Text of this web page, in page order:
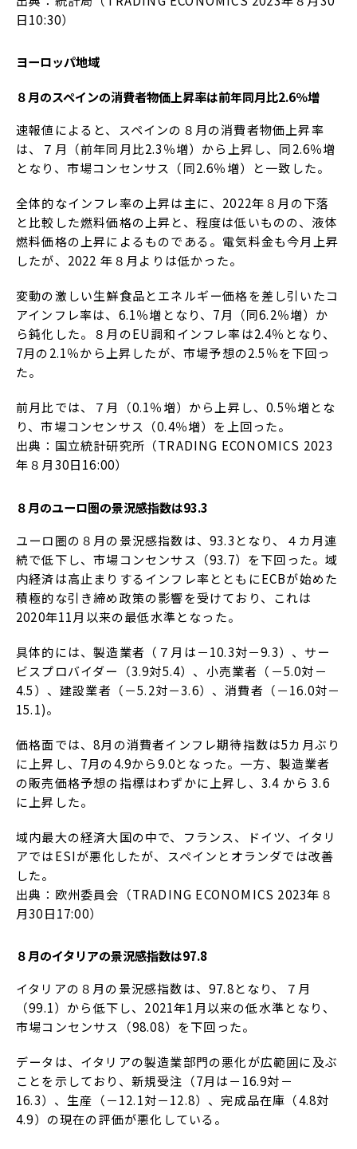
日10:30）
ヨーロッパ地域
８月のスペインの消費者物価上昇率は前年同月比2.6％増
速報値によると、スペインの８月の消費者物価上昇率
は、７月（前年同月比2.3％増）から上昇し、同2.6％増
となり、市場コンセンサス（同2.6％増）と一致した。
全体的なインフレ率の上昇は主に、2022年８月の下落
と比較した燃料価格の上昇と、程度は低いものの、液体
燃料価格の上昇によるものである。電気料金も今月上昇
したが、2022 年８月よりは低かった。
変動の激しい生鮮食品とエネルギー価格を差し引いたコ
アインフレ率は、6.1％増となり、7月（同6.2％増）か
ら鈍化した。８月のEU調和インフレ率は2.4％となり、
7月の2.1％から上昇したが、市場予想の2.5％を下回っ
た。
前月比では、７月（0.1％増）から上昇し、0.5％増とな
り、市場コンセンサス（0.4％増）を上回った。
出典：国立統計研究所（TRADING ECONOMICS 2023
年８月30日16:00）
８月のユーロ圏の景況感指数は93.3
ユーロ圏の８月の景況感指数は、93.3となり、４カ月連
続で低下し、市場コンセンサス（93.7）を下回った。域
内経済は高止まりするインフレ率とともにECBが始めた
積極的な引き締め政策の影響を受けており、これは
2020年11月以来の最低水準となった。
具体的には、製造業者（７月は－10.3対－9.3）、サー
ビスプロバイダー（3.9対5.4）、小売業者（－5.0対－
4.5）、建設業者（－5.2対－3.6）、消費者（－16.0対－
15.1)。
価格面では、8月の消費者インフレ期待指数は5カ月ぶり
に上昇し、7月の4.9から9.0となった。一方、製造業者
の販売価格予想の指標はわずかに上昇し、3.4 から 3.6
に上昇した。
域内最大の経済大国の中で、フランス、ドイツ、イタリ
アではESIが悪化したが、スペインとオランダでは改善
した。
出典：欧州委員会（TRADING ECONOMICS 2023年８
月30日17:00）
８月のイタリアの景況感指数は97.8
イタリアの８月の景況感指数は、97.8となり、７月
（99.1）から低下し、2021年1月以来の低水準となり、
市場コンセンサス（98.08）を下回った。
データは、イタリアの製造業部門の悪化が広範囲に及ぶ
ことを示しており、新規受注（7月は－16.9対－
16.3）、生産（－12.1対－12.8）、完成品在庫（4.8対
4.9）の現在の評価が悪化している。